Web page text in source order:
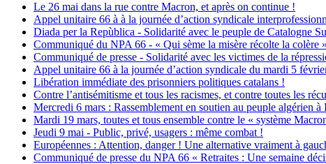
Le 26 mai dans la rue contre Macron, et après on continue !
Appel unitaire 66 à à la journée d’action syndicale
Diada per la Repùblica - Solidarité avec le peuple de Catalogne
Communiqué du NPA 66 - « Qui sème la misère récolte la colère »
Communiqué de presse - Solidarité avec les victimes de la
Appel unitaire 66 à la journée d’action syndicale du mardi 5
Libération immédiate des prisonniers politiques catalans !
Contre l’antisémitisme et tous les racismes, et contre toutes les
Mercredi 6 mars : Rassemblement en soutien au peuple algérien à
Mardi 19 mars, toutes et tous ensemble contre le « système
Jeudi 9 mai - Public, privé, usagers : même combat !
Européennes : Attention, danger ! Une alternative vraiment à
Communiqué de presse du NPA 66 « Retraites : Une semaine